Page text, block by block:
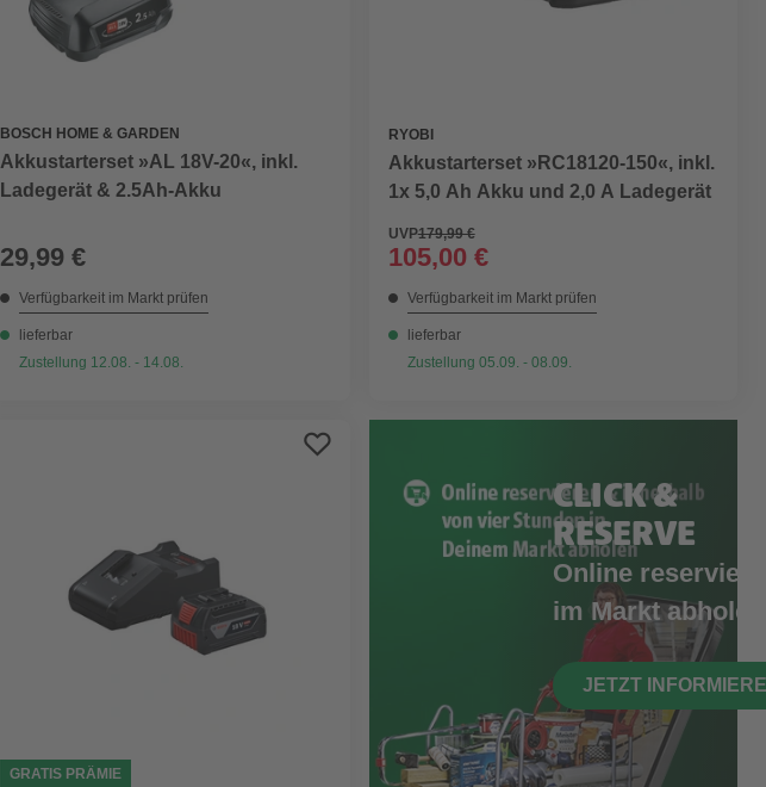
BOSCH HOME & GARDEN
Akkustarterset »AL 18V-20«, inkl.
Ladegerät & 2.5Ah-Akku
29,99 €
Verfügbarkeit im Markt prüfen
lieferbar
Zustellung 12.08. - 14.08.
RYOBI
Akkustarterset »RC18120-150«, inkl.
1x 5,0 Ah Akku und 2,0 A Ladegerät
UVP179,99 €
105,00 €
Verfügbarkeit im Markt prüfen
lieferbar
Zustellung 05.09. - 08.09.
GRATIS PRÄMIE
CLICK &
RESERVE
Online
im Markt abholen
JETZT